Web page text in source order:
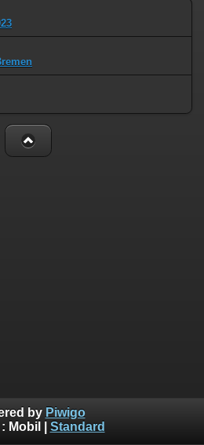
by Piwigo
Mobil Standard